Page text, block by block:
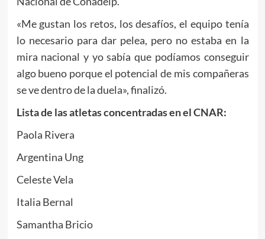
«Me gustan los retos, los desafíos, el equipo tenía
lo necesario para dar pelea, pero no estaba en la
mira nacional y yo sabía que podíamos conseguir
algo bueno porque el potencial de mis compañeras
se ve dentro de la duela», finalizó.
Lista de las atletas concentradas en el CNAR:
Paola Rivera
Argentina Ung
Celeste Vela
Italia Bernal
Samantha Bricio